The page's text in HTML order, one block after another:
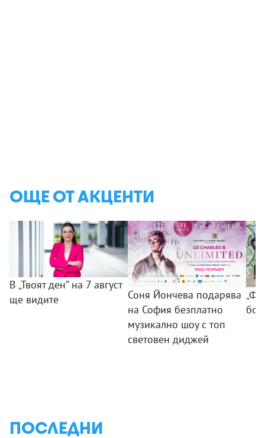
ОЩЕ ОТ АКЦЕНТИ
В „Твоят ден” на 7 август
ще видите
Соня Йончева подарява
на София безплатно
музикално шоу с топ
световен диджей
ПОСЛЕДНИ